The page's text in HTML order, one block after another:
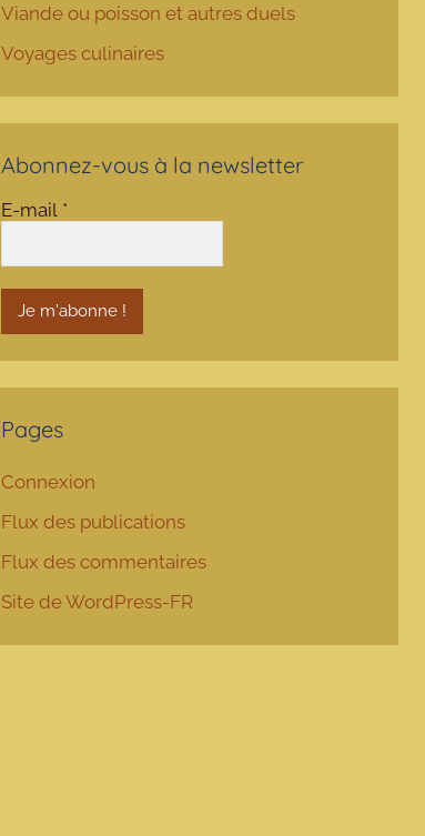
Viande ou poisson et autres duels
Voyages culinaires
Abonnez-vous à la newsletter
E-mail *
Pages
Connexion
Flux des publications
Flux des commentaires
Site de WordPress-FR